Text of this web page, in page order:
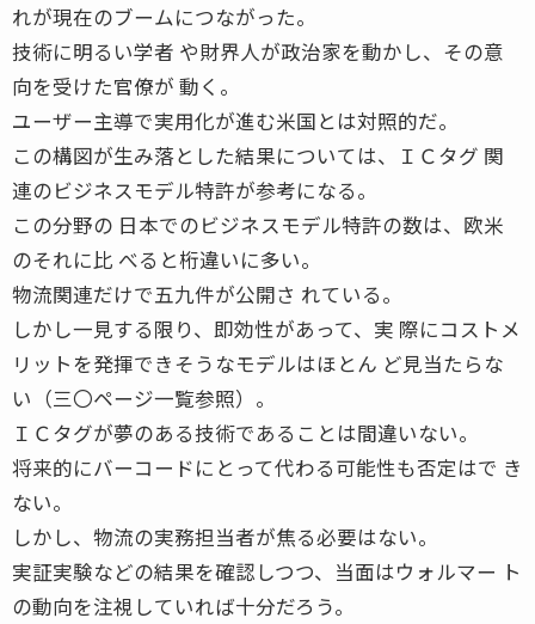
れが現在のブームにつながった。
技術に明るい学者 や財界人が政治家を動かし、その意
向を受けた官僚が 動く。
ユーザー主導で実用化が進む米国とは対照的だ。
この構図が生み落とした結果については、ＩＣタグ 関
連のビジネスモデル特許が参考になる。
この分野の 日本でのビジネスモデル特許の数は、欧米
のそれに比 べると桁違いに多い。
物流関連だけで五九件が公開さ れている。
しかし一見する限り、即効性があって、実 際にコストメ
リットを発揮できそうなモデルはほとん ど見当たらな
い（三〇ページ一覧参照）。
ＩＣタグが夢のある技術であることは間違いない。
将来的にバーコードにとって代わる可能性も否定はで き
ない。
しかし、物流の実務担当者が焦る必要はない。
実証実験などの結果を確認しつつ、当面はウォルマー ト
の動向を注視していれば十分だろう。